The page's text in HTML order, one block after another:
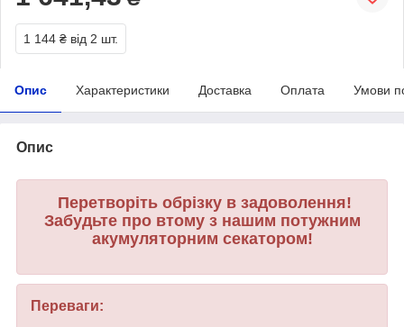
1 144 ₴ від 2 шт.
Опис Характеристики Доставка Оплата Умови
Опис
Перетворіть обрізку в задоволення!
Забудьте про втому з нашим потужним
акумуляторним секатором!
Переваги: